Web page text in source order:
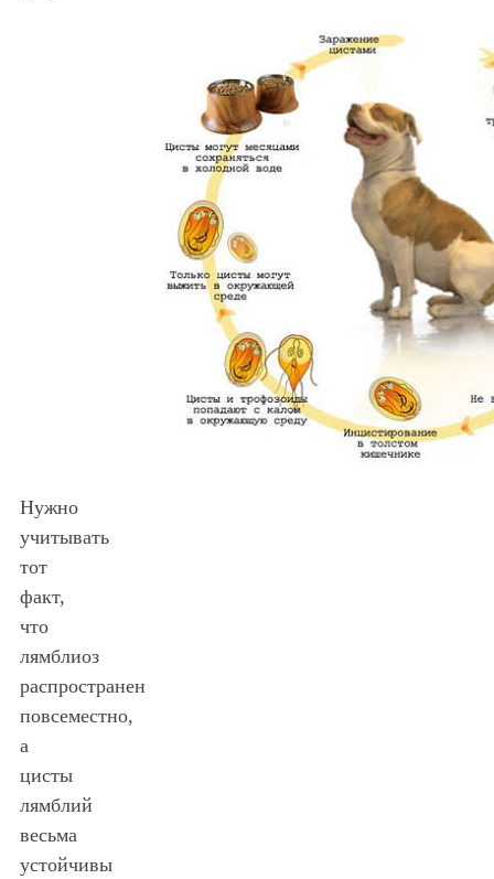
Нужно
учитывать
тот
факт,
что
лямблиоз
распространен
повсеместно,
а
цисты
лямблий
весьма
устойчивы